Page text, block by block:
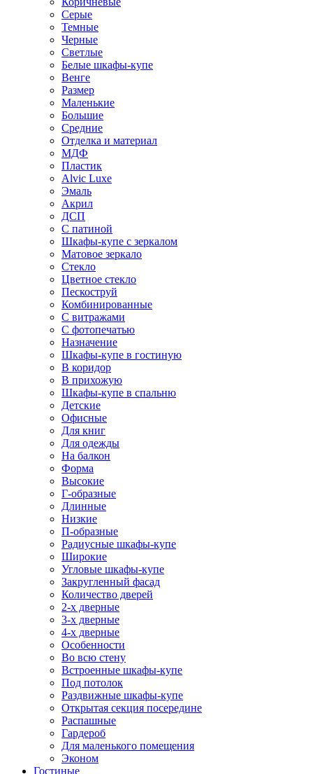
Серые
Темные
Черные
Светлые
Белые шкафы-купе
Венге
Размер
Маленькие
Большие
Средние
Отделка и материал
МДФ
Пластик
Alvic Luxe
Эмаль
Акрил
ДСП
С патиной
Шкафы-купе с зеркалом
Матовое зеркало
Стекло
Цветное стекло
Пескоструй
Комбинированные
С витражами
С фотопечатью
Назначение
Шкафы-купе в гостиную
В коридор
В прихожую
Шкафы-купе в спальню
Детские
Офисные
Для книг
Для одежды
На балкон
Форма
Высокие
Г-образные
Длинные
Низкие
П-образные
Радиусные шкафы-купе
Широкие
Угловые шкафы-купе
Закругленный фасад
Количество дверей
2-х дверные
3-х дверные
4-х дверные
Особенности
Во всю стену
Встроенные шкафы-купе
Под потолок
Раздвижные шкафы-купе
Открытая секция посередине
Распашные
Гардероб
Для маленького помещения
Эконом
Гостиные